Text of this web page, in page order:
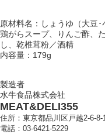
原材料名：しょうゆ（大豆･
鶏がらスープ、りんご酢、
し、乾椎茸粉／酒精
内容量：179g
製造者
水牛食品株式会社
MEAT&DELI355
住所：東京都品川区戸越2-6-8-
電話：03-6421-5229